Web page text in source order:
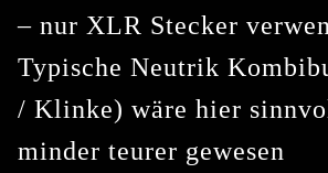
– nur XLR Stecker
Typische Neutrik
/ Klinke) wäre hier
minder teurer gewesen